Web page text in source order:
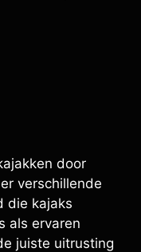
door
verschillende
die kajaks
als ervaren
juiste uitrusting